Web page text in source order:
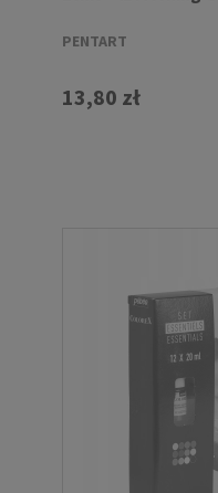
PENTART
13,80 zł